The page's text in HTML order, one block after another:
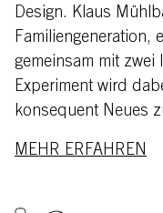
Design. Klaus
Familiengeneration,
gemeinsam mit zwei
Experiment wird
konsequent Neues
MEHR ERFAHREN